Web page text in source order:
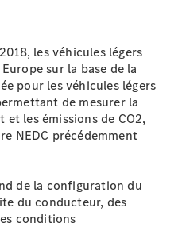
en stock
les véhicules légers
sur la base de la
pour les véhicules légers
de mesurer la
les émissions de CO2,
NEDC précédemment
de la configuration du
du conducteur, des
conditions